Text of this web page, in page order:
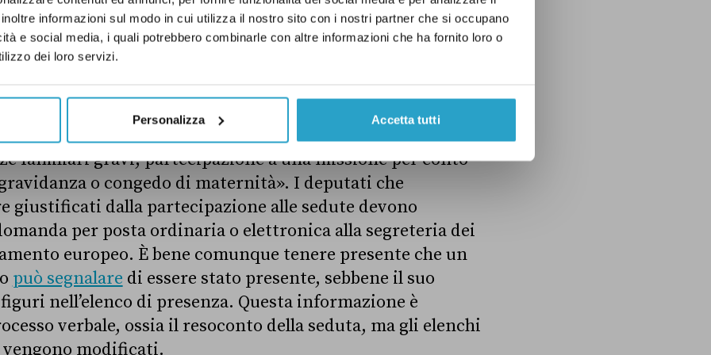
informazioni sul modo in cui utilizza il nostro sito con i nostri partner che si occupano
e social media, i quali potrebbero combinarle con altre informazioni che ha fornito loro o
dei loro servizi.
Personalizza Accetta tutti
plenaria di quel giorno. Questa assenzaè stata criticata,
portavoce di Europa verde Angelo Bonelli, che in campagna
più volte con Calenda.
di Azione non compare nemmeno tra gli assenti
coloro chehanno motivatola loro assenza «per ragioni di
familiari gravi, partecipazione a una missione per conto
o congedo di maternità». I deputati che
giustificati dalla partecipazione alle sedute devono
per posta ordinaria o elettronica alla segreteria dei
europeo. È bene comunque tenere presente che un
può segnalare di essere stato presente, sebbene il suo
nell’elenco di presenza. Questa informazione è
verbale, ossia il resoconto della seduta, ma gli elenchi
modificati.